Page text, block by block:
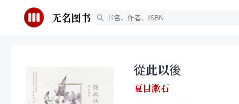
无名图书
從此以後
夏目漱石